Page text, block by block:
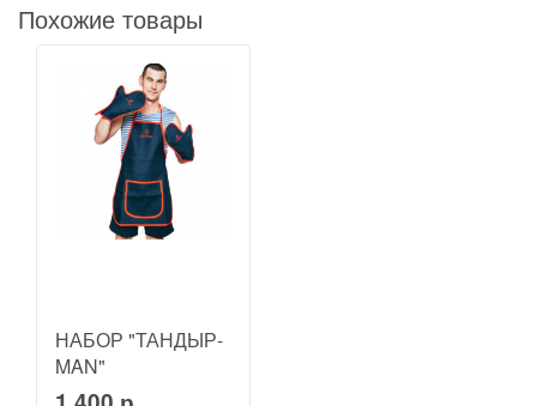
Похожие товары
НАБОР "ТАНДЫР-
MAN"